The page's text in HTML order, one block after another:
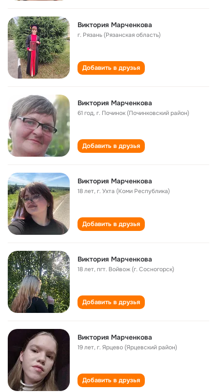
Виктория Марченкова
г. Рязань (Рязанская область)
Добавить в друзья
Виктория Марченкова
61 год,г. Починок (Починковский район)
Добавить в друзья
Виктория Марченкова
18 лет,г. Ухта (Коми Республика)
Добавить в друзья
Виктория Марченкова
18 лет,пгт. Войвож (г. Сосногорск)
Добавить в друзья
Виктория Марченкова
19 лет,г. Ярцево (Ярцевский район)
Добавить в друзья